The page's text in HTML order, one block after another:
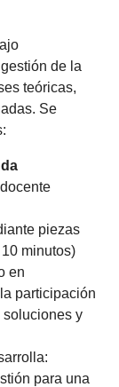
de la
teóricas,
Se
piezas
minutos)
en
participación
soluciones y
para una